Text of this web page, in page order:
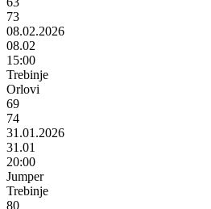
73
08.02.2026
08.02
15:00
Trebinje
Orlovi
69
74
31.01.2026
31.01
20:00
Jumper
Trebinje
80